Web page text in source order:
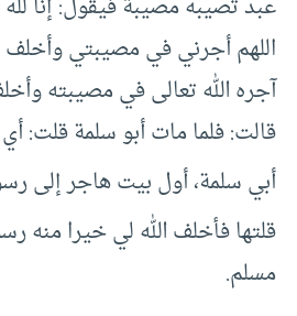
اللهم أجرني في مصيبتي وأخلف
آجره الله تعالى في مصيبته
قالت: فلما مات أبو سلمة قلت:
أبي سلمة، أول بيت هاجر إلى
قلتها فأخلف الله لي خيرا منه
مسلم.